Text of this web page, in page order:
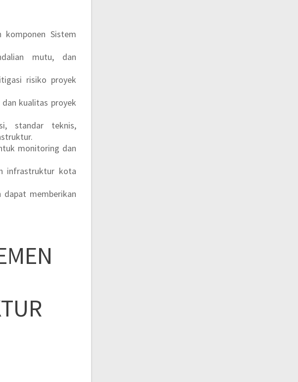
komponen Sistem
mutu, dan
risiko proyek
kualitas proyek
standar teknis,
monitoring dan
infrastruktur kota
dapat memberikan